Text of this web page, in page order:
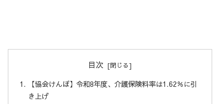
目次
【協会けんぽ】令和8年度、介護保険料率は1.62％に引
き上げ